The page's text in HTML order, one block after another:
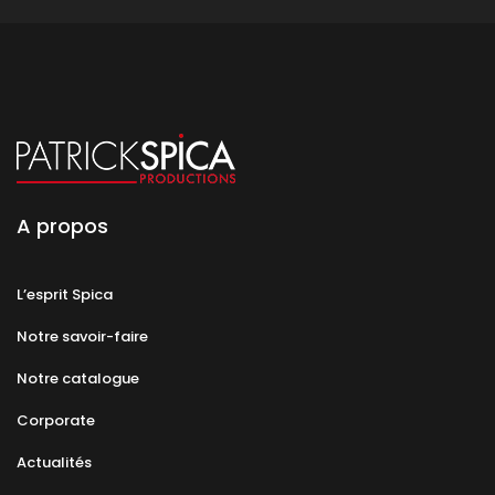
A propos
L’esprit Spica
Notre savoir-faire
Notre catalogue
Corporate
Actualités